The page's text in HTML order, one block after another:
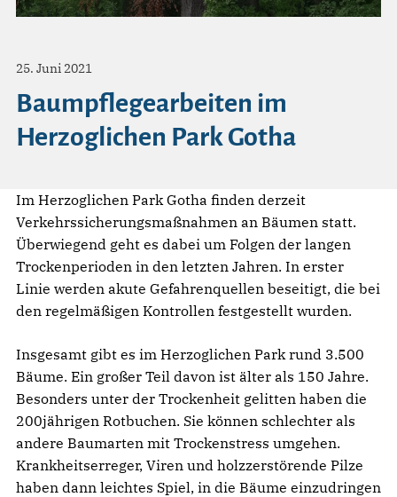
25. Juni 2021
Baumpflegearbeiten im
Herzoglichen Park Gotha
Im Herzoglichen Park Gotha finden derzeit
Verkehrssicherungsmaßnahmen an Bäumen statt.
Überwiegend geht es dabei um Folgen der langen
Trockenperioden in den letzten Jahren. In erster
Linie werden akute Gefahrenquellen beseitigt, die bei
den regelmäßigen Kontrollen festgestellt wurden.
Insgesamt gibt es im Herzoglichen Park rund 3.500
Bäume. Ein großer Teil davon ist älter als 150 Jahre.
Besonders unter der Trockenheit gelitten haben die
200jährigen Rotbuchen. Sie können schlechter als
andere Baumarten mit Trockenstress umgehen.
Krankheitserreger, Viren und holzzerstörende Pilze
haben dann leichtes Spiel, in die Bäume einzudringen